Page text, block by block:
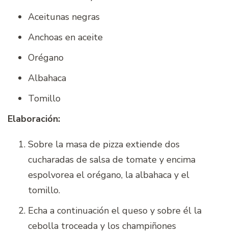
Aceitunas negras
Anchoas en aceite
Orégano
Albahaca
Tomillo
Elaboración:
Sobre la masa de pizza extiende dos
cucharadas de salsa de tomate y encima
espolvorea el orégano, la albahaca y el
tomillo.
Echa a continuación el queso y sobre él la
cebolla troceada y los champiñones